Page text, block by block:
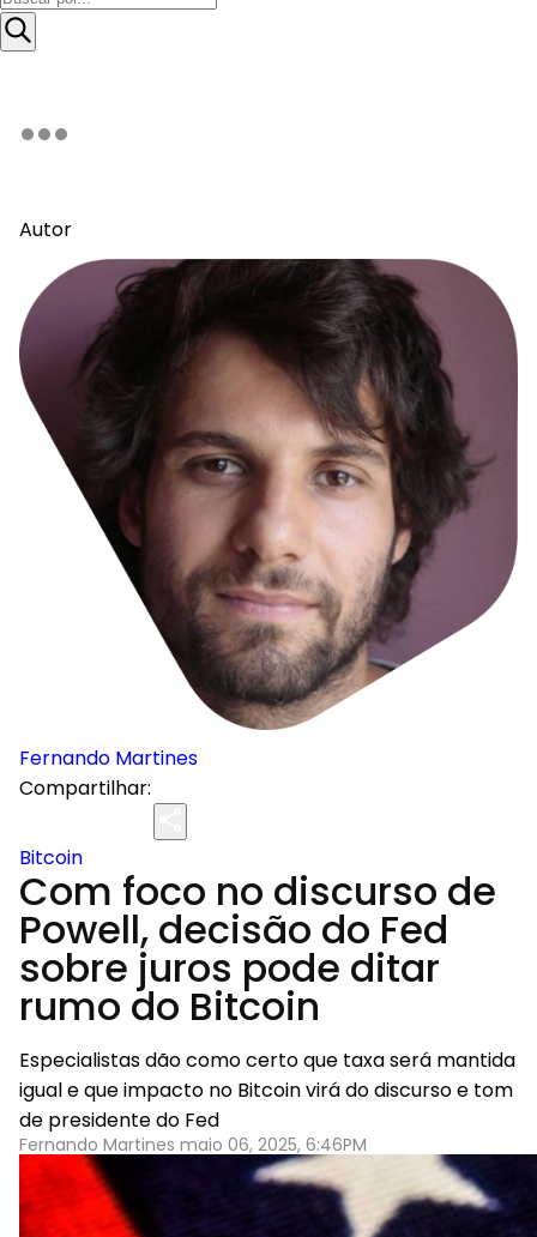
Autor
Fernando Martines
Compartilhar:
Bitcoin
Com foco no discurso de
Powell, decisão do Fed
sobre juros pode ditar
rumo do Bitcoin
Especialistas dão como certo que taxa será mantida
igual e que impacto no Bitcoin virá do discurso e tom
de presidente do Fed
Fernando Martines maio 06, 2025, 6:46PM